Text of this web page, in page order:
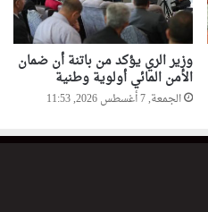
وزير الري يؤكد من باتنة أن ضمان
الأمن المائي أولوية وطنية
الجمعة, 7 أغسطس 2026, 11:53